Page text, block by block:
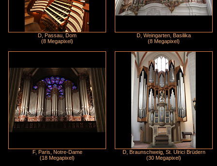
D, Passau, Dom
(8 Megapixel)
D, Weingarten, Basilika
(8 Megapixel)
F, Paris, Notre-Dame
(18 Megapixel)
D, Braunschweig, St. Ulrici Brüdern
(30 Megapixel)